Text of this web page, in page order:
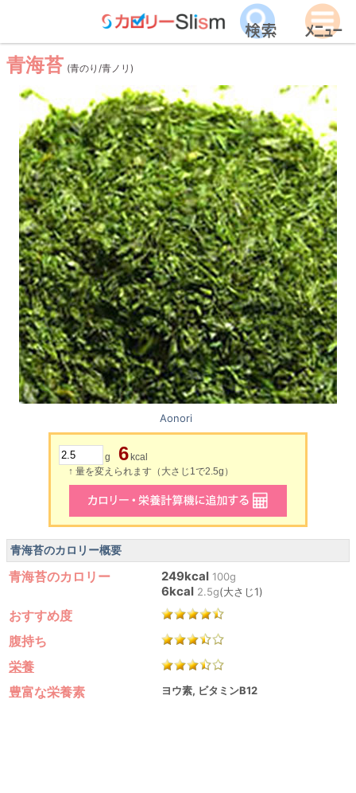
青海苔 (青のり/青ノリ)
Aonori
g 6 kcal
↑ 量を変えられます（大さじ1で2.5g）
青海苔のカロリー概要
青海苔のカロリー 249kcal 100g
6kcal 2.5g(大さじ1)
おすすめ度
腹持ち
栄養
豊富な栄養素
ヨウ素, ビタミンB12